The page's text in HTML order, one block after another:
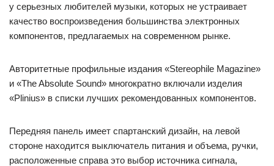
у серьезных любителей музыки, которых не устраивает
качество воспроизведения большинства электронных
компонентов, предлагаемых на современном рынке.
Авторитетные профильные издания «Stereophile Magazine»
и «The Absolute Sound» многократно включали изделия
«Plinius» в списки лучших рекомендованных компонентов.
Передняя панель имеет спартанский дизайн, на левой
стороне находится выключатель питания и объема, ручки,
расположенные справа это выбор источника сигнала,